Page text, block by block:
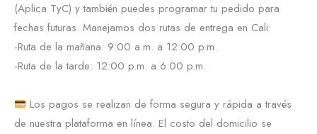
(Aplica TyC) y también puedes programar tu pedido para
fechas futuras. Manejamos dos rutas de entrega en Cali:
-Ruta de la mañana: 9:00 a.m. a 12:00 p.m.
-Ruta de la tarde: 12:00 p.m. a 6:00 p.m.
Los pagos se realizan de forma segura y rápida a través
de nuestra plataforma en línea. El costo del domicilio se